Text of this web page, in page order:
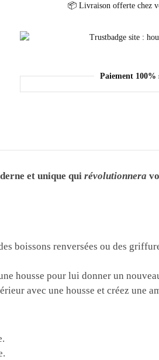
📦 Livraison offerte chez
Paiement 100%
et unique quirévolutionnera
boissons renversées ou des
housse pour lui donner un
avec une housse et créez une